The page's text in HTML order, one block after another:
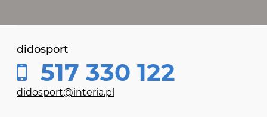
didosport
517 330 122
didosport@interia.pl